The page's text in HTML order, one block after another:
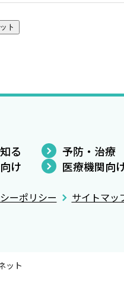
る 予防・治療
け
医療機関向
ーポリシー サイトマッ
ット